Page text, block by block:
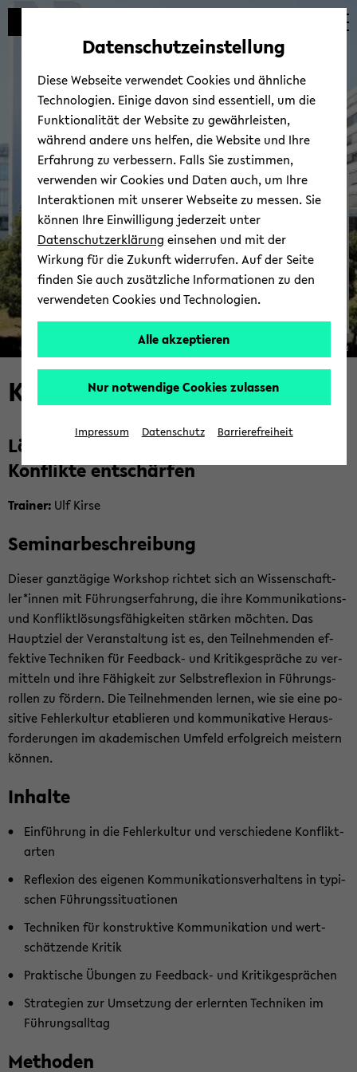
Automatische
vermeiden
zum
wechseln
zum
wechseln
zum
wechseln
Per­so­nal­ent­wick­lungs­pro­
gramm für For­schen­de
und Leh­ren­de (PEP)
© Uni­ver­si­tät Bie­le­feld
Kri­tik äu­ßern:
Lö­sungs­ori­en­tiert kom­mu­ni­zie­ren -
Kon­flik­te ent­schär­fen
Trai­ner: Ulf Kirse
Se­mi­nar­be­schrei­bung
Die­ser ganz­tä­gi­ge Work­shop rich­tet sich an Wis­sen­schaft­
ler*innen mit Füh­rungs­er­fah­rung, die ihre Kommunikations-​
und Kon­flikt­lö­sungs­fä­hig­kei­ten stär­ken möch­ten. Das
Haupt­ziel der Ver­an­stal­tung ist es, den Teil­neh­men­den ef­
fek­ti­ve Tech­ni­ken für Feedback-​ und Kri­tik­ge­sprä­che zu ver­
mit­teln und ihre Fä­hig­keit zur Selbst­re­fle­xi­on in Füh­rungs­
rol­len zu för­dern. Die Teil­neh­men­den ler­nen, wie sie eine po­
si­ti­ve Feh­ler­kul­tur eta­blie­ren und kom­mu­ni­ka­ti­ve Her­aus­
for­de­run­gen im aka­de­mi­schen Um­feld er­folg­reich meis­tern
kön­nen.
In­hal­te
Ein­füh­rung in die Feh­ler­kul­tur und ver­schie­de­ne Kon­flikt­
ar­ten
Re­fle­xi­on des ei­ge­nen Kom­mu­ni­ka­ti­ons­ver­hal­tens in ty­pi­
schen Füh­rungs­si­tua­tio­nen
Tech­ni­ken für kon­struk­ti­ve Kom­mu­ni­ka­ti­on und wert­
schät­zen­de Kri­tik
Prak­ti­sche Übun­gen zu Feedback-​ und Kri­tik­ge­sprä­chen
Stra­te­gien zur Um­set­zung der er­lern­ten Tech­ni­ken im
Füh­rungs­all­tag
Me­tho­den
Datenschutzeinstellung
Diese Webseite verwendet Cookies und ähnliche
Technologien. Einige davon sind essentiell, um die
Funktionalität der Website zu gewährleisten,
während andere uns helfen, die Website und Ihre
Erfahrung zu verbessern. Falls Sie zustimmen,
verwenden wir Cookies und Daten auch, um Ihre
Interaktionen mit unserer Webseite zu messen. Sie
können Ihre Einwilligung jederzeit unter
Datenschutzerklärung einsehen und mit der
Wirkung für die Zukunft widerrufen. Auf der Seite
finden Sie auch zusätzliche Informationen zu den
verwendeten Cookies und Technologien.
Alle akzeptieren
Nur notwendige Cookies zulassen
Impressum Datenschutz Barrierefreiheit